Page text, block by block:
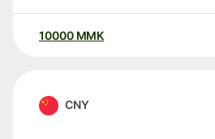
10000 MMK
CNY